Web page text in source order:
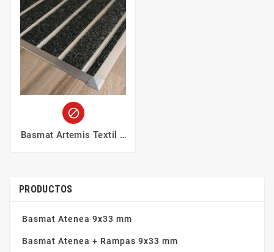

Basmat Artemis Textil 9
PRODUCTOS
Basmat Atenea 9x33 mm
Basmat Atenea + Rampas 9x33 mm